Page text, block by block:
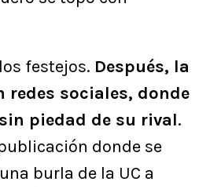
festejos. Después, la
redes sociales, donde
piedad de su rival.
donde se
burla de la UC a